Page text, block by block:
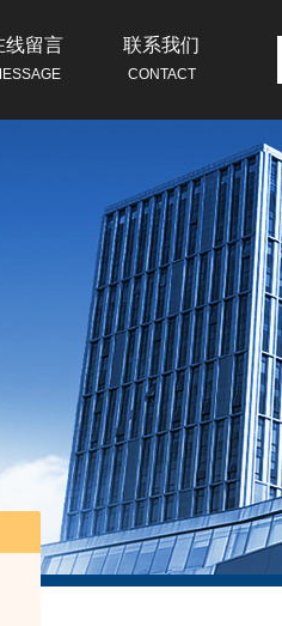
线留言 联系我们
CONTACT